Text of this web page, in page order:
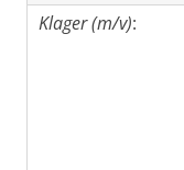
Klager (m/v):